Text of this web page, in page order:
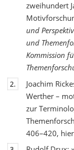
zweihundert
und
und
Kommission
2.
Joachim
Werther –
zur
406–420,